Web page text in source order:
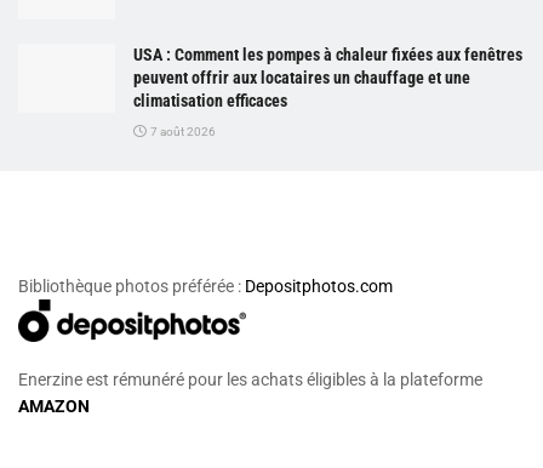
USA : Comment les pompes à chaleur fixées aux fenêtres
peuvent offrir aux locataires un chauffage et une
climatisation efficaces
7 août 2026
Bibliothèque photos préférée : Depositphotos.com
Enerzine est rémunéré pour les achats éligibles à la plateforme
AMAZON